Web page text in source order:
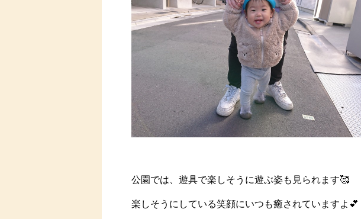
公園では、遊具で楽しそうに遊ぶ姿も見られます🥰
楽しそうにしている笑顔にいつも癒されていますよ💕